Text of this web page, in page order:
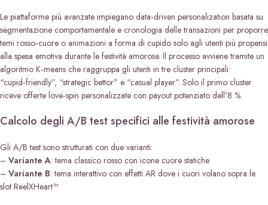
Le piattaforme più avanzate impiegano data‑driven personalization basata su
segmentazione comportamentale e cronologia delle transazioni per proporre
temi rosso‑cuore o animazioni a forma di cupido solo agli utenti più propensi
alla spesa emotiva durante le festività amorose. Il processo avviene tramite un
algoritmo K‑means che raggruppa gli utenti in tre cluster principali:
“cupid‑friendly”, “strategic bettor” e “casual player”. Solo il primo cluster
riceve offerte love‑spin personalizzate con payout potenziato dell’8 %.
Calcolo degli A/B test specifici alle festività amorose
Gli A/B test sono strutturati con due varianti:
– Variante A: tema classico rosso con icone cuore statiche
– Variante B: tema interattivo con effetti AR dove i cuori volano sopra le
slot ReelXHeart™